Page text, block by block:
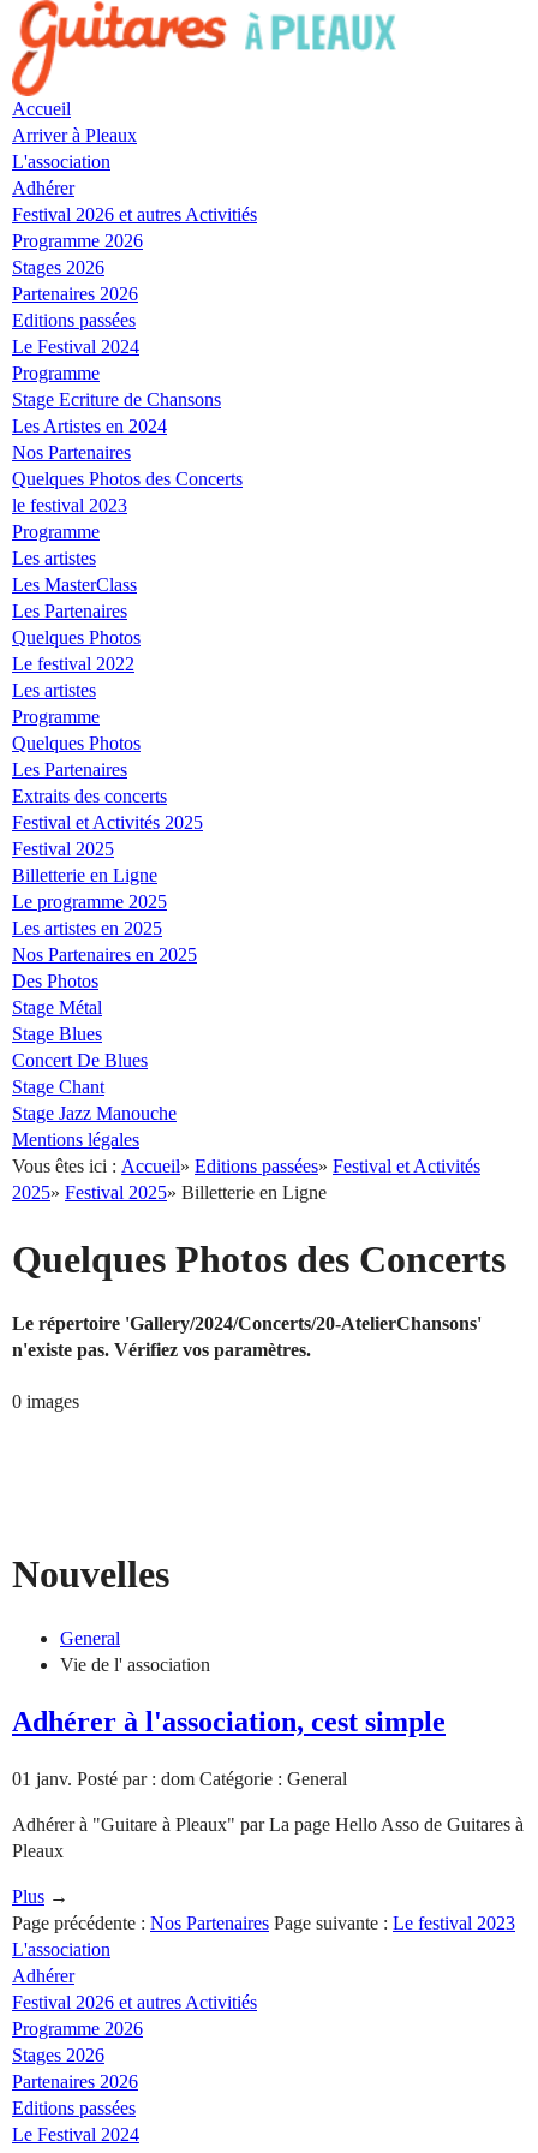
Skip
to
navigation
Skip
to
content
Accueil
Arriver à Pleaux
L'association
Adhérer
Festival 2026 et autres Activitiés
Programme 2026
Stages 2026
Partenaires 2026
Editions passées
Le Festival 2024
Programme
Stage Ecriture de Chansons
Les Artistes en 2024
Nos Partenaires
Quelques Photos des Concerts
le festival 2023
Programme
Les artistes
Les MasterClass
Les Partenaires
Quelques Photos
Le festival 2022
Les artistes
Programme
Quelques Photos
Les Partenaires
Extraits des concerts
Festival et Activités 2025
Festival 2025
Billetterie en Ligne
Le programme 2025
Les artistes en 2025
Nos Partenaires en 2025
Des Photos
Stage Métal
Stage Blues
Concert De Blues
Stage Chant
Stage Jazz Manouche
Mentions légales
Vous êtes ici : Accueil» Editions passées» Festival et Activités
2025» Festival 2025» Billetterie en Ligne
Quelques Photos des Concerts
Le répertoire 'Gallery/2024/Concerts/20-AtelierChansons'
n'existe pas. Vérifiez vos paramètres.
0 images
Nouvelles
General
Vie de l' association
Adhérer à l'association, cest simple
01 janv. Posté par : dom Catégorie : General
Adhérer à "Guitare à Pleaux" par La page Hello Asso de Guitares à
Pleaux
Plus →
Page précédente : Nos Partenaires Page suivante : Le festival 2023
L'association
Adhérer
Festival 2026 et autres Activitiés
Programme 2026
Stages 2026
Partenaires 2026
Editions passées
Le Festival 2024